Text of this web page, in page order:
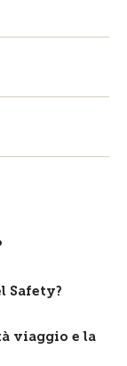
Safety?
viaggio e la